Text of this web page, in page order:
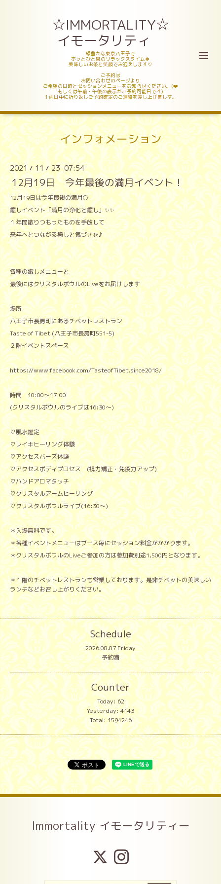
☆IMMORTALITY☆
イモータリティ
緑豊かな東京八王子で
ホッとひと息のリラックスタイム🍀
美味しいお茶と笑顔でお迎えします♡
ご予約は
お問い合わせのページより
ご希望の日時とセッションメニューをお知らせください。(❤️
もしくは午前・午後の表示がご予約可能日です)
１両日中に折り返しご予約確定のご連絡を差し上げましす。
インフォメーション
2021 /11 /23 07:54
12月19日 今年最後の満月イベント！
12月19日は今年最後の満月🌕
癒しイベント「満月の浄化と癒し」✨✨
１年間散りつもったものを手放して
来年へとつながる癒しと気づきを♪
各種の癒しメニューと
最後にはクリスタルボウルのLiveをお届けします
場所
八王子市長房町にあるチベットレストラン
Taste of Tibet (八王子市長房町551-5)
２階イベントスペース
https://www.facebook.com/TasteofTibet.since2018/
時間 10:00〜17:00
(クリスタルボウルのライブは16:30〜)
♡風水鑑定
♡レイキヒーリング体験
♡アクセスバーズ体験
♡アクセスボディプロセス (視力矯正・免疫力アップ)
♡ハンドアロマタッチ
♡クリスタルアームヒーリング
♡クリスタルボウルライブ(16:30〜)
＊入場無料です。
＊各種イベントメニューはブース毎にセッション料金がかかります。
＊クリスタルボウルのLiveご参加の方は参加費別途1,500円となります。
＊１階のチベットレストランも営業しております。是非チベットの美味しい
ランチなどお召し上がりください。
Schedule
2026.08.07 Friday
予約満
Counter
Today:62
Yesterday:4143
Total:1594246
Immortality イモータリティー